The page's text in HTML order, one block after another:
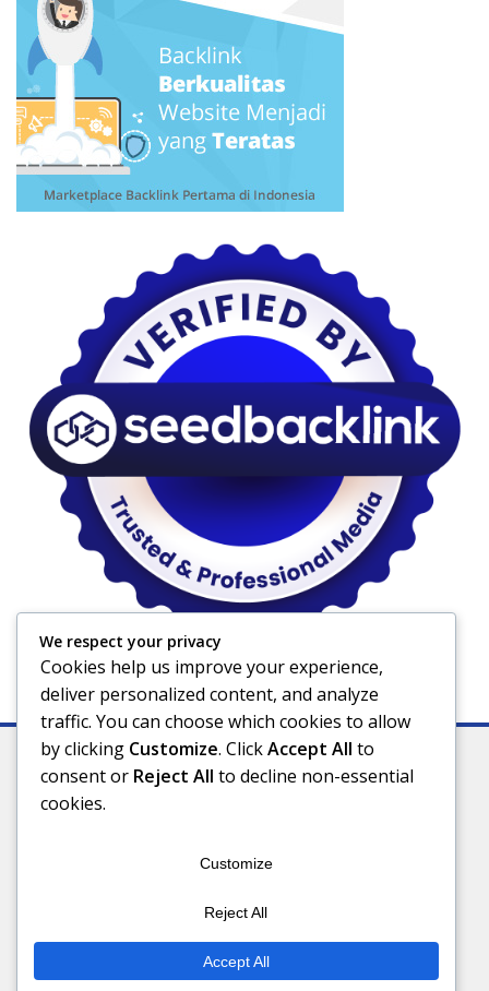
Pedoman Media Siber
Connect With Us
We respect your privacy
Cookies help us improve your experience,
deliver personalized content, and analyze
traffic. You can choose which cookies to allow
by clicking Customize. ClickAccept All to
consent or Reject All to decline non-essential
cookies.
Customize
Reject All
Accept All